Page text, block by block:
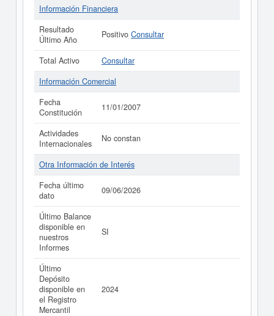
Información Financiera
Resultado
Último Año
Positivo Consultar
Total Activo
Consultar
Información Comercial
Fecha
Constitución
11/01/2007
Actividades
Internacionales
No constan
Otra Información de Interés
Fecha último
dato
09/06/2026
Último Balance
disponible en
nuestros
Informes
SI
Último
Depósito
disponible en
el Registro
Mercantil
2024